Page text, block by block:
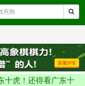
十虎！还得看广东十